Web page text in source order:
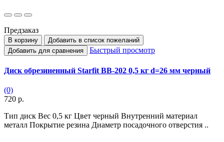
Предзаказ
В корзину
Добавить в список пожеланий
Добавить для сравнения
Быстрый просмотр
Диск обрезиненный Starfit BB-202 0,5 кг d=26 мм черный
(0)
720 р.
Тип диск Вес 0,5 кг Цвет черный Внутренний материал
металл Покрытие резина Диаметр посадочного отверстия ..